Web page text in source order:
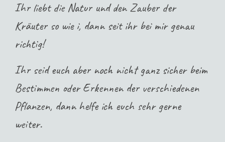
Ihr liebt die Natur und den Zauber der
Kräuter so wie i, dann seit ihr bei mirgenau
richtig!
Ihr seid euch aber noch nicht ganz sicher beim
Bestimmen oder Erkennen der verschiedenen
Pflanzen, dann helfe ich euch sehr gerne
weiter.